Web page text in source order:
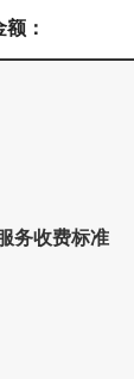
：
务收费标准